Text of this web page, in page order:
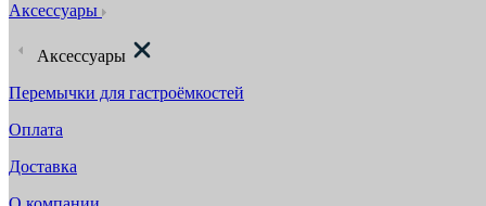
Аксессуары
Аксессуары
Перемычки для гастроёмкостей
Оплата
Доставка